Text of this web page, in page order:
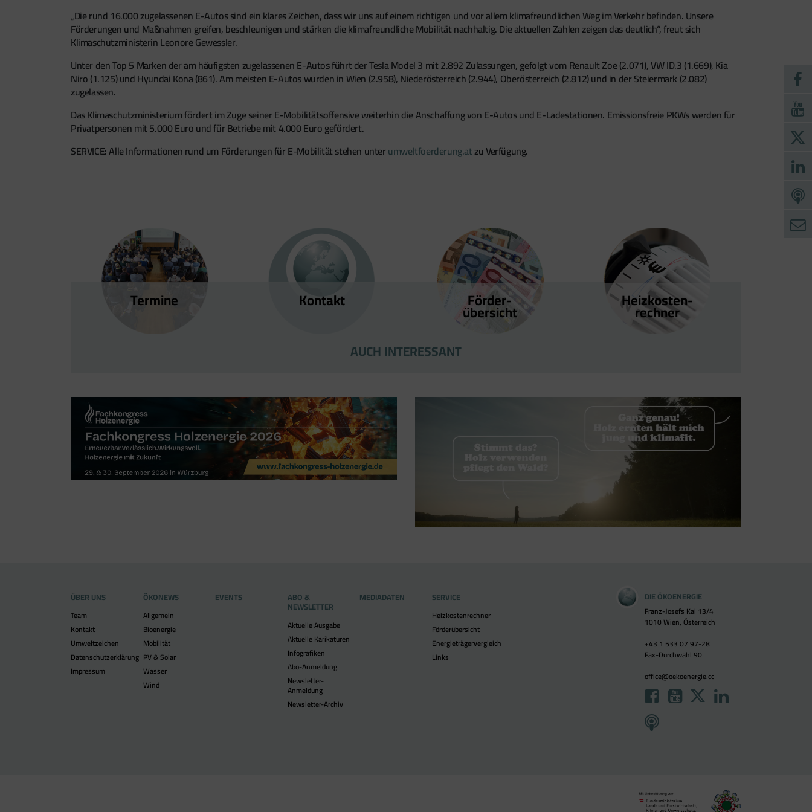
„Die rund 16.000 zugelassenen E-Autos sind ein klares Zeichen, dass wir uns auf einem richtigen und vor allem klimafreundlichen Weg im Verkehr befinden. Unsere
Förderungen und Maßnahmen greifen, beschleunigen und stärken die klimafreundliche Mobilität nachhaltig. Die aktuellen Zahlen zeigen das deutlich“, freut sich
Klimaschutzministerin Leonore Gewessler.
Unter den Top 5 Marken der am häufigsten zugelassenen E-Autos führt der Tesla Model 3 mit 2.892 Zulassungen, gefolgt vom Renault Zoe (2.071), VW ID.3 (1.669), Kia
Niro (1.125) und Hyundai Kona (861). Am meisten E-Autos wurden in Wien (2.958), Niederösterreich (2.944), Oberösterreich (2.812) und in der Steiermark (2.082)
zugelassen.
Das Klimaschutzministerium fördert im Zuge seiner E-Mobilitätsoffensive weiterhin die Anschaffung von E-Autos und E-Ladestationen. Emissionsfreie PKWs werden für
Privatpersonen mit 5.000 Euro und für Betriebe mit 4.000 Euro gefördert.
SERVICE: Alle Informationen rund um Förderungen für E-Mobilität stehen unterumweltfoerderung.atzu Verfügung.
Termine Kontakt Förder­
übersicht Heizkosten­
rechner
AUCH INTERESSANT
ÜBER UNS
Team
Kontakt
Umweltzeichen
Datenschutzerklärung
Impressum
ÖKONEWS
Allgemein
Bioenergie
Mobilität
PV & Solar
Wasser
Wind
EVENTS ABO &
NEWSLETTER
Aktuelle Ausgabe
Aktuelle Karikaturen
Infografiken
Abo-Anmeldung
Newsletter-
Anmeldung
Newsletter-Archiv
MEDIADATEN SERVICE
Heizkostenrechner
Förderübersicht
Energieträgervergleich
Links
DIE ÖKOENERGIE
Franz-Josefs Kai 13/4
1010 Wien, Österreich
+43 1 533 07 97-28
Fax-Durchwahl 90
office@oekoenergie.cc